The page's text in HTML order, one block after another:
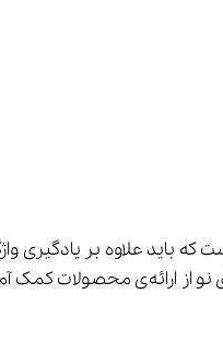
باید علاوه بر یادگیری
نیز آشنا شوید. اگر درس عربی به نظر‌تان درس دشواری